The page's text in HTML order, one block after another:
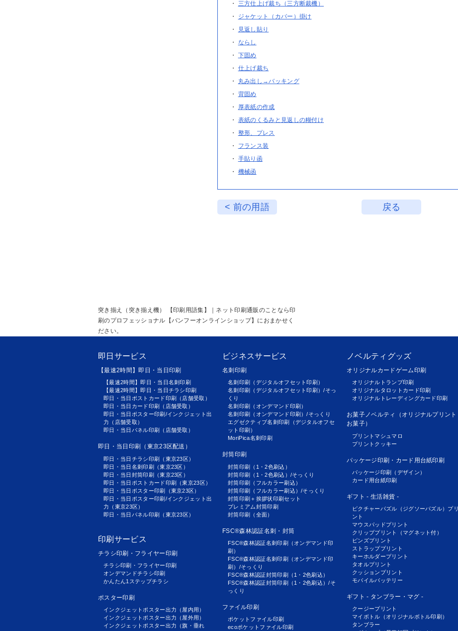
・ 三方仕上げ裁ち（三方断裁機）
・ ジャケット（カバー）掛け
・
見返し貼り
・ ならし
・ 下固め
・ 仕上げ裁ち
・ 丸み出し→バッキング
・ 背固め
・ 厚表紙の作成
・ 表紙のくるみと見返しの糊付け
・ 整形、プレス
・ フランス装
・ 手貼り函
・ 機械函
< 前の用語 戻る
突き揃え（突き揃え機） 【印刷用語集】｜ネット印刷通販のことなら印
刷のプロフェッショナル【バンフーオンラインショップ】におまかせく
ださい。
即日サービス
【最速2時間】即日・当日印刷
【最速2時間】即日・当日名刺印刷
【最速2時間】即日・当日チラシ印刷
即日・当日ポストカード印刷（店舗受取）
即日・当日カード印刷（店舗受取）
即日・当日ポスター印刷/インクジェット出
力（店舗受取）
即日・当日パネル印刷（店舗受取）
即日・当日印刷（東京23区配送）
即日・当日チラシ印刷（東京23区）
即日・当日名刺印刷（東京23区）
即日・当日封筒印刷（東京23区）
即日・当日ポストカード印刷（東京23区）
即日・当日ポスター印刷（東京23区）
即日・当日ポスター印刷/インクジェット出
力（東京23区）
即日・当日パネル印刷（東京23区）
印刷サービス
チラシ印刷・フライヤー印刷
チラシ印刷・フライヤー印刷
オンデマンドチラシ印刷
かんたん1ステップチラシ
ポスター印刷
インクジェットポスター出力（屋内用）
インクジェットポスター出力（屋外用）
インクジェットポスター出力（旗・垂れ
ビジネスサービス
名刺印刷
名刺印刷（デジタルオフセット印刷）
名刺印刷（デジタルオフセット印刷）/そっ
くり
名刺印刷（オンデマンド印刷）
名刺印刷（オンデマンド印刷）/そっくり
エグゼクティブ名刺印刷（デジタルオフセ
ット印刷）
MoriPica名刺印刷
封筒印刷
封筒印刷（1・2色刷込）
封筒印刷（1・2色刷込）/そっくり
封筒印刷（フルカラー刷込）
封筒印刷（フルカラー刷込）/そっくり
封筒印刷＋挨拶状印刷セット
プレミアム封筒印刷
封筒印刷（全面）
FSC®森林認証名刺・封筒
FSC®森林認証名刺印刷（オンデマンド印
刷）
FSC®森林認証名刺印刷（オンデマンド印
刷）/そっくり
FSC®森林認証封筒印刷（1・2色刷込）
FSC®森林認証封筒印刷（1・2色刷込）/そ
っくり
ファイル印刷
ポケットファイル印刷
ecoポケットファイル印刷
ノベルティグッズ
オリジナルカードゲーム印刷
オリジナルトランプ印刷
オリジナルタロットカード印刷
オリジナルトレーディングカード印刷
お菓子ノベルティ（オリジナルプリント
お菓子）
プリントマシュマロ
プリントクッキー
パッケージ印刷・カード用台紙印刷
パッケージ印刷（デザイン）
カード用台紙印刷
ギフト - 生活雑貨 -
ピクチャーパズル（ジグソーパズル）プリ
ント
マウスパッドプリント
クリッププリント（マグネット付）
ピンズプリント
ストラッププリント
キーホルダープリント
タオルプリント
クッションプリント
モバイルバッテリー
ギフト - タンブラー・マグ -
クージープリント
マイボトル（オリジナルボトル印刷）
タンブラー